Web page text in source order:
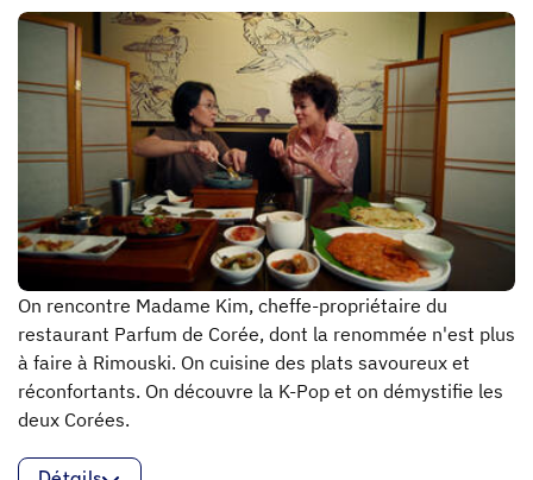
On rencontre Madame Kim, cheffe-propriétaire du
restaurant Parfum de Corée, dont la renommée n'est plus
à faire à Rimouski. On cuisine des plats savoureux et
réconfortants. On découvre la K-Pop et on démystifie les
deux Corées.